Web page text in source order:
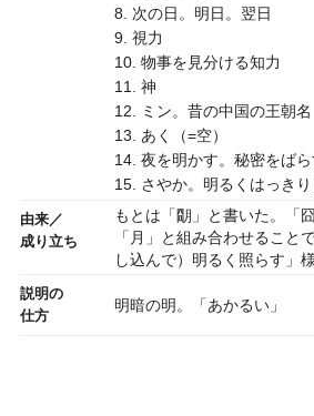
8. 次の日。明日。翌日
9. 視力
10. 物事を見分ける知力
11. 神
12. ミン。昔の中国の王朝名
13. あく（=空）
14. 夜を明かす。秘密をばら
15. さやか。明るくはっき
由来／
成り立ち
もとは「朙」と書いた。「
「月」と組み合わせること
し込んで）明るく照らす」
説明の
仕方
明暗の明。「あかるい」